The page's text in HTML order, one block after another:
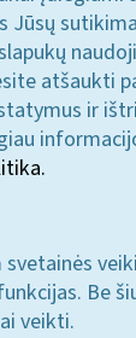
Jūsų
atšaukti
ir
Be
veikti.